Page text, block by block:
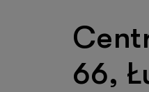
66,